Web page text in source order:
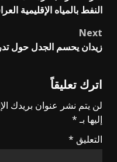
navigation
النفط بالمياه الإقليمية
Next
زيدان يحسم الجدل حول
اترك تعليقاً
لن يتم نشر عنوان بريدك
إليها بـ*
التعليق *